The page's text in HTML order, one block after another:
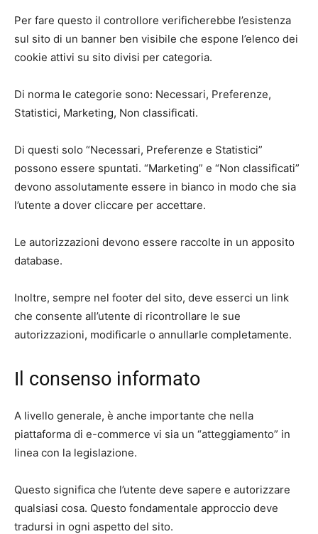
Per fare questo il controllore verificherebbe l’esistenza
sul sito di un banner ben visibile che espone l’elenco dei
cookie attivi su sito divisi per categoria.
Di norma le categorie sono: Necessari, Preferenze,
Statistici, Marketing, Non classificati.
Di questi solo “Necessari, Preferenze e Statistici”
possono essere spuntati. “Marketing” e “Non classificati”
devono assolutamente essere in bianco in modo che sia
l’utente a dover cliccare per accettare.
Le autorizzazioni devono essere raccolte in un apposito
database.
Inoltre, sempre nel footer del sito, deve esserci un link
che consente all’utente di ricontrollare le sue
autorizzazioni, modificarle o annullarle completamente.
Il consenso informato
A livello generale, è anche importante che nella
piattaforma di e-commerce vi sia un “atteggiamento” in
linea con la legislazione.
Questo significa che l’utente deve sapere e autorizzare
qualsiasi cosa. Questo fondamentale approccio deve
tradursi in ogni aspetto del sito.